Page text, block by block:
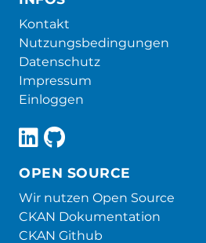
Kontakt
Nutzungsbedingungen
Datenschutz
Impressum
Einloggen
OPEN SOURCE
Wir nutzen Open Source
CKAN Dokumentation
CKAN Github